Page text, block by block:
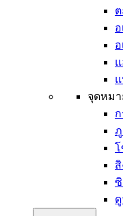
จุดหมา
ภู